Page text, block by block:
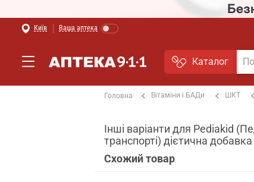
Київ Ваша аптека
Каталог
Головна Вітаміни і БАДи ШКТ
Інші варіанти для Pediakid
транспорті) дієтична
Схожий товар